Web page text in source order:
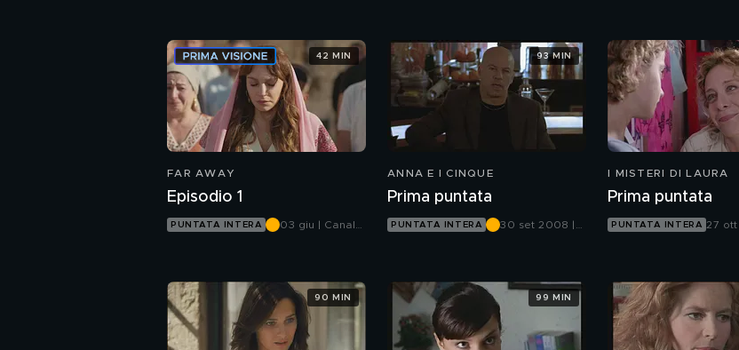
FAR AWAY
Episodio 1
PUNTATA INTERA
03 giu | Canale
42 MIN
ANNA E I CINQUE
Prima puntata
PUNTATA INTERA
30 set 2008 |
93 MIN
I MISTERI DI LAURA
Prima puntata
PUNTATA INTERA 27 ott
90 MIN 99 MIN